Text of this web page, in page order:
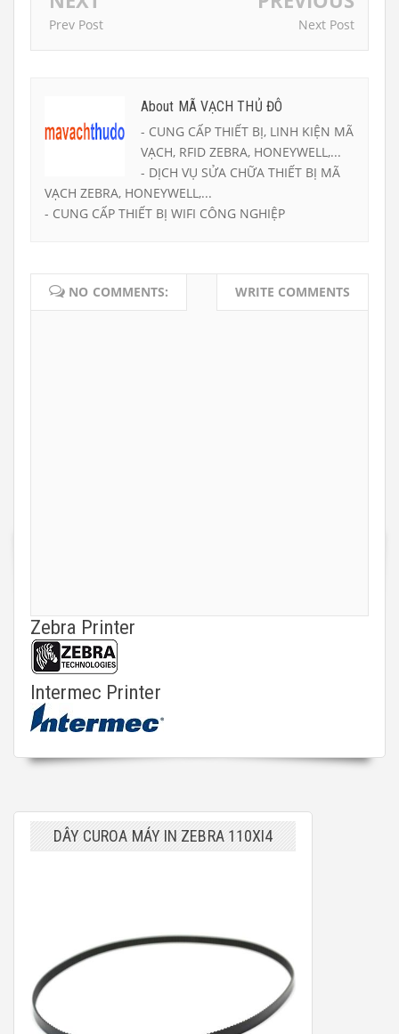
Prev Post Next Post
About MÃ VẠCH THỦ ĐÔ
- CUNG CẤP THIẾT BỊ, LINH KIỆN MÃ
VẠCH, RFID ZEBRA, HONEYWELL,...
- DỊCH VỤ SỬA CHỮA THIẾT BỊ MÃ
VẠCH ZEBRA, HONEYWELL,...
- CUNG CẤP THIẾT BỊ WIFI CÔNG NGHIỆP
NO COMMENTS: WRITE COMMENTS
Zebra Printer
Intermec Printer
DÂY CUROA MÁY IN ZEBRA 110XI4